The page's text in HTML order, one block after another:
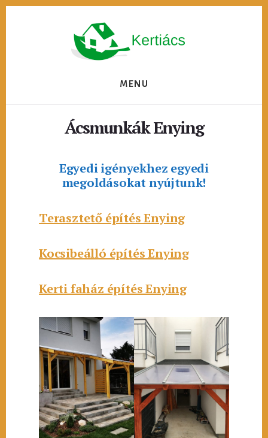
MENU
Ácsmunkák Enying
Egyedi igényekhez egyedi
megoldásokat nyújtunk!
Terasztető építés Enying
Kocsibeálló építés Enying
Kerti faház építés Enying